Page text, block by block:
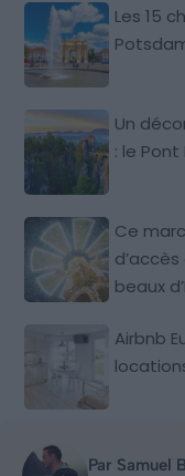
Les 15
Un
: le
Ce
beaux
Airbnb
Par Samuel